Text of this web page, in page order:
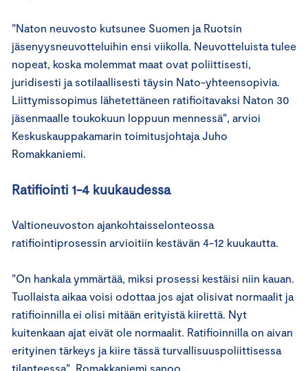
”Naton neuvosto kutsunee Suomen ja Ruotsin
jäsenyysneuvotteluihin ensi viikolla. Neuvotteluista tulee
nopeat, koska molemmat maat ovat poliittisesti,
juridisesti ja sotilaallisesti täysin Nato-yhteensopivia.
Liittymissopimus lähetettäneen ratifioitavaksi Naton 30
jäsenmaalle toukokuun loppuun mennessä”, arvioi
Keskuskauppakamarin toimitusjohtaja Juho
Romakkaniemi.
Ratifiointi 1-4 kuukaudessa
Valtioneuvoston ajankohtaisselonteossa
ratifiointiprosessin arvioitiin kestävän 4-12 kuukautta.
”On hankala ymmärtää, miksi prosessi kestäisi niin kauan.
Tuollaista aikaa voisi odottaa jos ajat olisivat normaalit ja
ratifioinnilla ei olisi mitään erityistä kiirettä. Nyt
kuitenkaan ajat eivät ole normaalit. Ratifioinnilla on aivan
erityinen tärkeys ja kiire tässä turvallisuuspoliittisessa
tilanteessa”, Romakkaniemi sanoo.